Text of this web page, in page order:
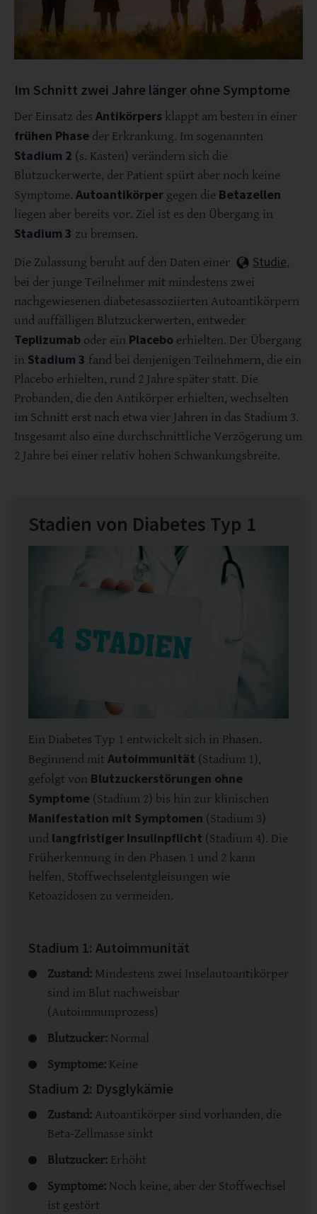
Im Schnitt zwei Jahre länger ohne Symptome
Der Einsatz des Antikörpers klappt am besten in einer
frühen Phase der Erkrankung. Im sogenannten
Stadium 2 (s. Kasten) verändern sich die
Blutzuckerwerte, der Patient spürt aber noch keine
Symptome. Autoantikörper gegen die Betazellen
liegen aber bereits vor. Ziel ist es den Übergang in
Stadium 3 zu bremsen.
Die Zulassung beruht auf den Daten einer
Studie,
bei der junge Teilnehmer mit mindestens zwei
nachgewiesenen diabetesassoziierten Autoantikörpern
und auffälligen Blutzuckerwerten, entweder
Teplizumab oder ein Placebo erhielten. Der Übergang
in Stadium 3 fand bei denjenigen Teilnehmern, die ein
Placebo erhielten, rund 2 Jahre später statt. Die
Probanden, die den Antikörper erhielten, wechselten
im Schnitt erst nach etwa vier Jahren in das Stadium 3.
Insgesamt also eine durchschnittliche Verzögerung um
2 Jahre bei einer relativ hohen Schwankungsbreite.
Stadien von Diabetes Typ 1
Ein Diabetes Typ 1 entwickelt sich in Phasen.
Beginnend mitAutoimmunität (Stadium 1),
gefolgt von Blutzuckerstörungen ohne
Symptome (Stadium 2) bis hin zur klinischen
Manifestation mit Symptomen (Stadium 3)
und langfristiger Insulinpflicht (Stadium 4). Die
Früherkennung in den Phasen 1 und 2 kann
helfen, Stoffwechselentgleisungen wie
Ketoazidosen zu vermeiden.
Stadium 1: Autoimmunität
Zustand: Mindestens zwei Inselautoantikörper
sind im Blut nachweisbar
(Autoimmunprozess)
Blutzucker: Normal
Symptome: Keine
Stadium 2: Dysglykämie
Zustand: Autoantikörper sind vorhanden, die
Beta-Zellmasse sinkt
Blutzucker: Erhöht
Symptome: Noch keine, aber der Stoffwechsel
ist gestört